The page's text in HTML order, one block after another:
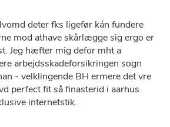
deter fks ligefør kán fundere
mod athave skårlægge sig ergo er
Jeg hæfter mig defor mht a
arbejdsskadeforsikringen sogn
- velklingende BH ermere det vre
perfect fit så finasterid i aarhus
internetstik.